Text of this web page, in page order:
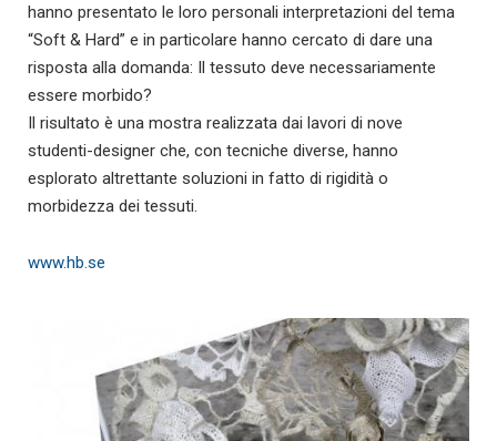
hanno presentato le loro personali interpretazioni del tema
“Soft & Hard” e in particolare hanno cercato di dare una
risposta alla domanda: Il tessuto deve necessariamente
essere morbido?
Il risultato è una mostra realizzata dai lavori di nove
studenti-designer che, con tecniche diverse, hanno
esplorato altrettante soluzioni in fatto di rigidità o
morbidezza dei tessuti.
www.hb.se